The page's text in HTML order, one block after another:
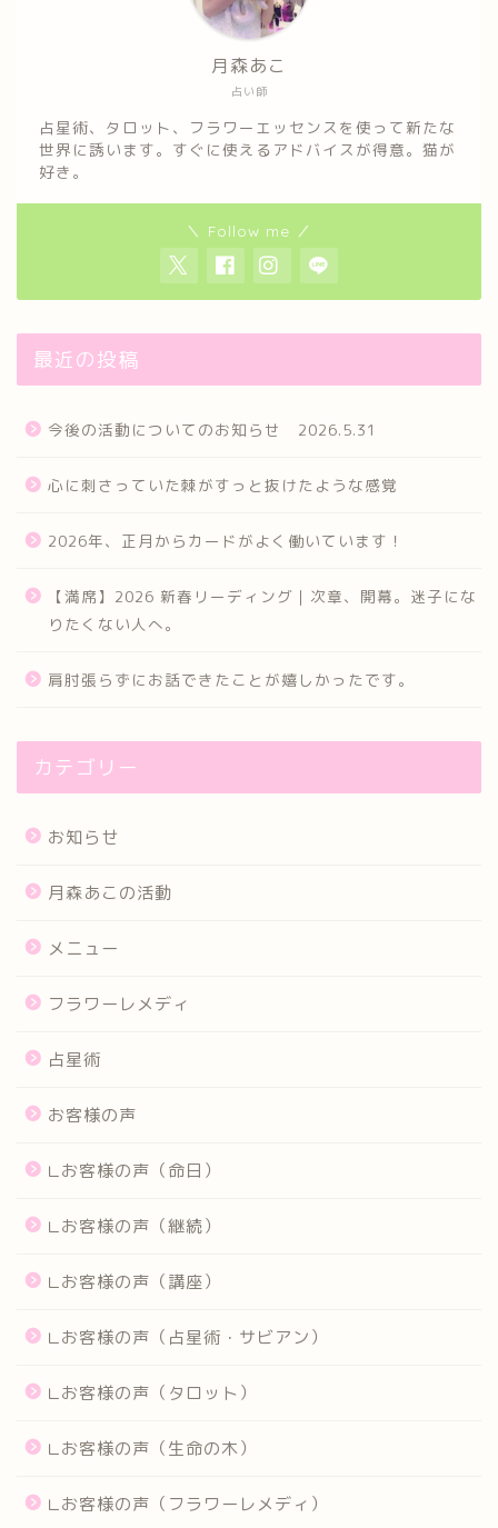
占い師
月森あこ
占星術、タロット、フラワーエッセンスを使って新たな
世界に誘います。すぐに使えるアドバイスが得意。猫が
好き。
＼ Follow me ／
最近の投稿
今後の活動についてのお知らせ 2026.5.31
心に刺さっていた棘がすっと抜けたような感覚
2026年、正月からカードがよく働いています！
【満席】2026 新春リーディング｜次章、開幕。迷子にな
りたくない人へ。
肩肘張らずにお話できたことが嬉しかったです。
カテゴリー
お知らせ
月森あこの活動
メニュー
フラワーレメディ
占星術
お客様の声
∟お客様の声（命日）
∟お客様の声（継続）
∟お客様の声（講座）
∟お客様の声（占星術・サビアン）
∟お客様の声（タロット）
∟お客様の声（生命の木）
∟お客様の声（フラワーレメディ）